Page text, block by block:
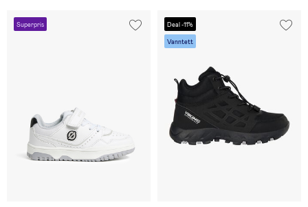
Superpris Deal -11%
Vanntett